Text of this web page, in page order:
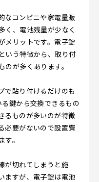
なコンビニや家電量販
く、電池残量が少なく
メリットです。電子錠
いう特徴から、取り付
が多くあります。
で貼り付けるだけのも
鍵から交換できるもの
るものが多いのが特徴
必要がないので設置費
。
が切れてしまうと施
ますが、電子錠は電池